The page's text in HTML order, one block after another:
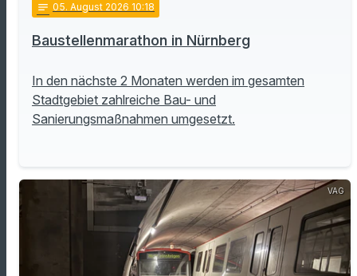
notes 05. August 2026 10:18
Baustellenmarathon in Nürnberg
In den nächste 2 Monaten werden im gesamten
Stadtgebiet zahlreiche Bau- und
Sanierungsmaßnahmen umgesetzt.
VAG